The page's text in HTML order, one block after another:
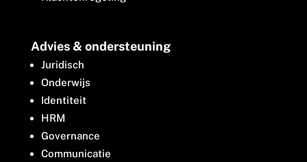
Advies & ondersteuning
Juridisch
Onderwijs
Identiteit
HRM
Governance
Communicatie